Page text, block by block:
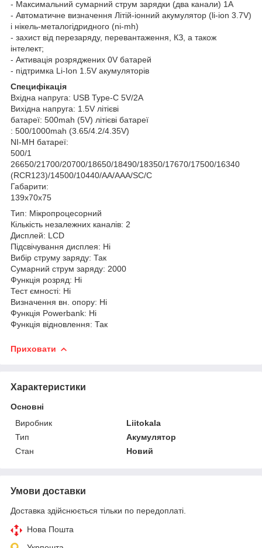
- Максимальний сумарний струм зарядки (два канали) 1А
- Автоматичне визначення Літій-іонний акумулятор (li-ion 3.7V)
і нікель-металогідридного (ni-mh)
- захист від перезаряду, перевантаження, КЗ, а також
інтелект;
- Активація розряджених 0V батарей
- підтримка Li-Ion 1.5V акумуляторів
Специфікація
Вхідна напруга: USB Type-C 5V/2A
Вихідна напруга: 1.5V літієві
батареї: 500mah (5V) літієві батареї
: 500/1000mah (3.65/4.2/4.35V)
NI-MH батареї:
500/1
26650/21700/20700/18650/18490/18350/17670/17500/16340
(RCR123)/14500/10440/AA/AAA/SC/C
Габарити:
139x70x75
Тип: Мікропроцесорний
Кількість незалежних каналів: 2
Дисплей: LCD
Підсвічування дисплея: Ні
Вибір струму заряду: Так
Сумарний струм заряду: 2000
Функція розряд: Ні
Тест ємності: Ні
Визначення вн. опору: Ні
Функція Powerbank: Ні
Функція відновлення: Так
Приховати
Характеристики
Основні
Виробник
Liitokala
Тип
Акумулятор
Стан
Новий
Умови доставки
Доставка здійснюється тільки по передоплаті.
Нова Пошта